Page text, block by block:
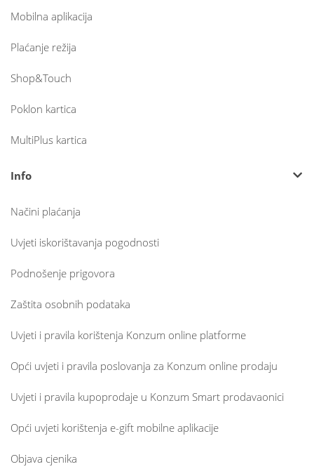
Mobilna aplikacija
Plaćanje režija
Shop&Touch
Poklon kartica
MultiPlus kartica
Info
Načini plaćanja
Uvjeti iskorištavanja pogodnosti
Podnošenje prigovora
Zaštita osobnih podataka
Uvjeti i pravila korištenja Konzum online platforme
Opći uvjeti i pravila poslovanja za Konzum online prodaju
Uvjeti i pravila kupoprodaje u Konzum Smart prodavaonici
Opći uvjeti korištenja e-gift mobilne aplikacije
Objava cjenika